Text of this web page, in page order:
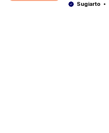
Sugiarto